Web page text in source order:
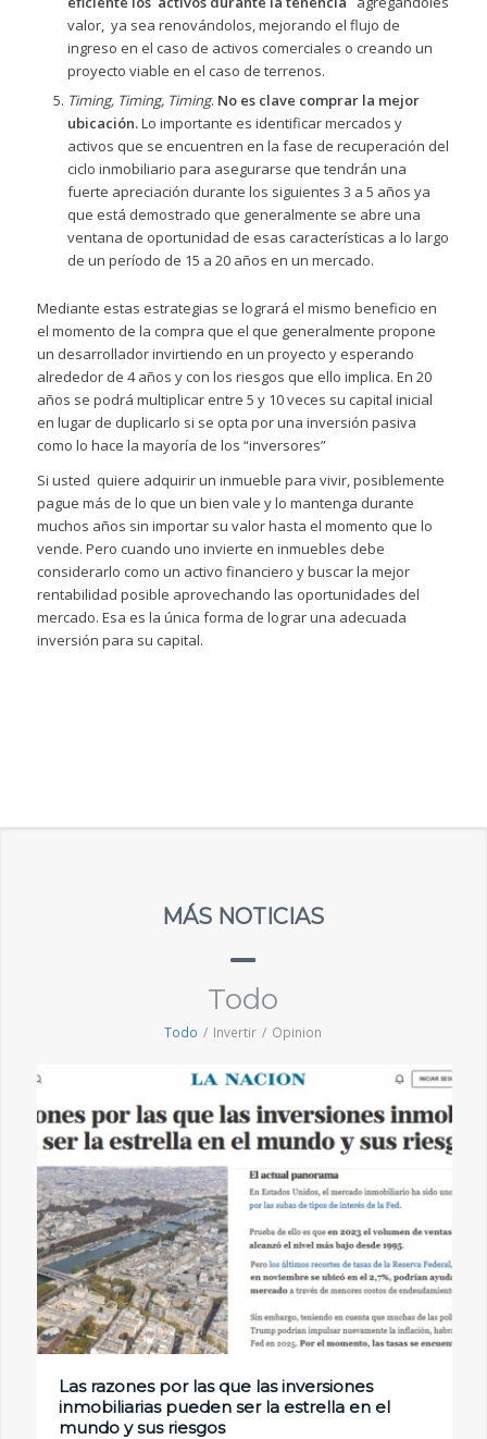
valor, ya sea renovándolos, mejorando el flujo de
ingreso en el caso de activos comerciales o creando un
proyecto viable en el caso de terrenos.
Timing, Timing, Timing. No es clave comprar la mejor
ubicación.Lo importante es identificar mercados y
activos que se encuentren en la fase de recuperación del
ciclo inmobiliario para asegurarse que tendrán una
fuerte apreciación durante los siguientes 3 a 5 años ya
que está demostrado que generalmente se abre una
ventana de oportunidad de esas características a lo largo
de un período de 15 a 20 años en un mercado.
Mediante estas estrategias se logrará el mismo beneficio en
el momento de la compra que el que generalmente propone
un desarrollador invirtiendo en un proyecto y esperando
alrededor de 4 años y con los riesgos que ello implica. En 20
años se podrá multiplicar entre 5 y 10 veces su capital inicial
en lugar de duplicarlo si se opta por una inversión pasiva
como lo hace la mayoría de los “inversores”
Si usted quiere adquirir un inmueble para vivir, posiblemente
pague más de lo que un bien vale y lo mantenga durante
muchos años sin importar su valor hasta el momento que lo
vende. Pero cuando uno invierte en inmuebles debe
considerarlo como un activo financiero y buscar la mejor
rentabilidad posible aprovechando las oportunidades del
mercado. Esa es la única forma de lograr una adecuada
inversión para su capital.
MÁS NOTICIAS
Todo
Todo / Invertir / Opinion
Las razones por las que las inversiones
inmobiliarias pueden ser la estrella en el
mundo y sus riesgos